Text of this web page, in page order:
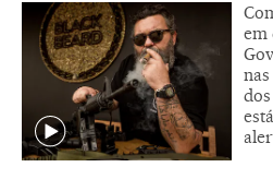
em